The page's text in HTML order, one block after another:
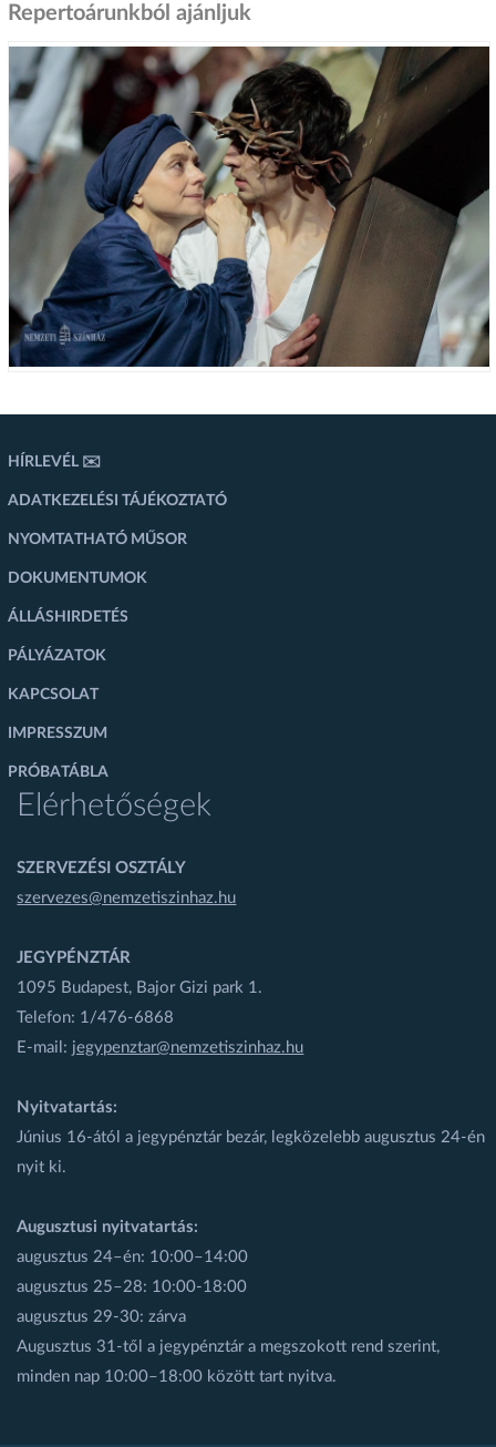
Repertoárunkból ajánljuk
HÍRLEVÉL ✉️
ADATKEZELÉSI TÁJÉKOZTATÓ
NYOMTATHATÓ MŰSOR
DOKUMENTUMOK
ÁLLÁSHIRDETÉS
PÁLYÁZATOK
KAPCSOLAT
IMPRESSZUM
PRÓBATÁBLA
Elérhetőségek
SZERVEZÉSI OSZTÁLY
szervezes@nemzetiszinhaz.hu
JEGYPÉNZTÁR
1095 Budapest, Bajor Gizi park 1.
Telefon: 1/476-6868
E-mail: jegypenztar@nemzetiszinhaz.hu
Nyitvatartás:
Június 16-ától a jegypénztár bezár, legközelebb augusztus 24-én
nyit ki.
Augusztusi nyitvatartás:
augusztus 24–én: 10:00–14:00
augusztus 25–28: 10:00-18:00
augusztus 29-30: zárva
Augusztus 31-től a jegypénztár a megszokott rend szerint,
minden nap 10:00–18:00 között tart nyitva.